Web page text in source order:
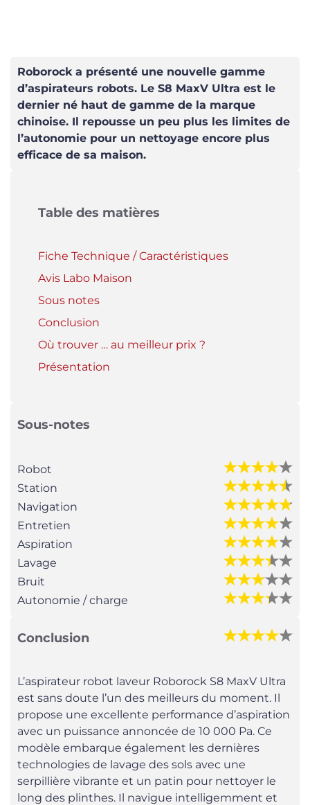
Roborock a présenté une nouvelle gamme
d’aspirateurs robots. Le S8 MaxV Ultra est le
dernier né haut de gamme de la marque
chinoise. Il repousse un peu plus les limites de
l’autonomie pour un nettoyage encore plus
efficace de sa maison.
Table des matières
Fiche Technique / Caractéristiques
Avis Labo Maison
Sous notes
Conclusion
Où trouver … au meilleur prix ?
Présentation
Sous-notes
Robot
Station
Navigation
Entretien
Aspiration
Lavage
Bruit
Autonomie / charge
Conclusion
L’aspirateur robot laveur Roborock S8 MaxV Ultra
est sans doute l’un des meilleurs du moment. Il
propose une excellente performance d’aspiration
avec un puissance annoncée de 10 000 Pa. Ce
modèle embarque également les dernières
technologies de lavage des sols avec une
serpillière vibrante et un patin pour nettoyer le
long des plinthes. Il navigue intelligemment et